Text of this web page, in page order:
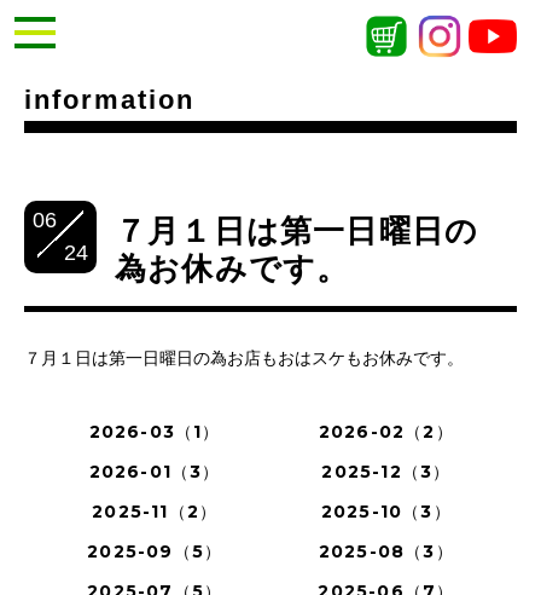
information
06
24
７月１日は第一日曜日の
為お休みです。
７月１日は第一日曜日の為お店もおはスケもお休みです。
2026-03（1）
2026-02（2）
2026-01（3）
2025-12（3）
2025-11（2）
2025-10（3）
2025-09（5）
2025-08（3）